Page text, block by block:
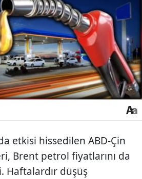
etkisi hissedilen ABD-Çin
Brent petrol fiyatlarını da
Haftalardır düşüş